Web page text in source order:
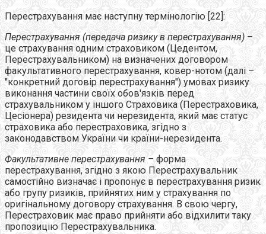
Перестрахування має наступну термінологію [22]:
Перестрахування (передача ризику в перестрахування) –
це страхування одним страховиком (Цедентом,
Перестрахувальником) на визначених договором
факультативного перестрахування, ковер-нотом (далі –
"конкретний договір перестрахування") умовах ризику
виконання частини своїх обов'язків перед
страхувальником у іншого Страховика (Перестраховика,
Цесіонера) резидента чи нерезидента, який має статус
страховика або перестраховика, згідно з
законодавством України чи країни-нерезидента.
Факультативне перестрахування – форма
перестрахування, згідно з якою Перестрахувальник
самостійно визначає і пропонує в перестрахування ризик
або групу ризиків, прийнятих ним у страхування по
оригінальному договору страхування. В свою чергу,
Перестраховик має право прийняти або відхилити таку
пропозицію Перестрахувальника.